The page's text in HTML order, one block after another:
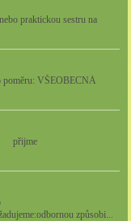
praktickou sestru na
poměru: VŠEOBECNÁ
přijme
způsobi...